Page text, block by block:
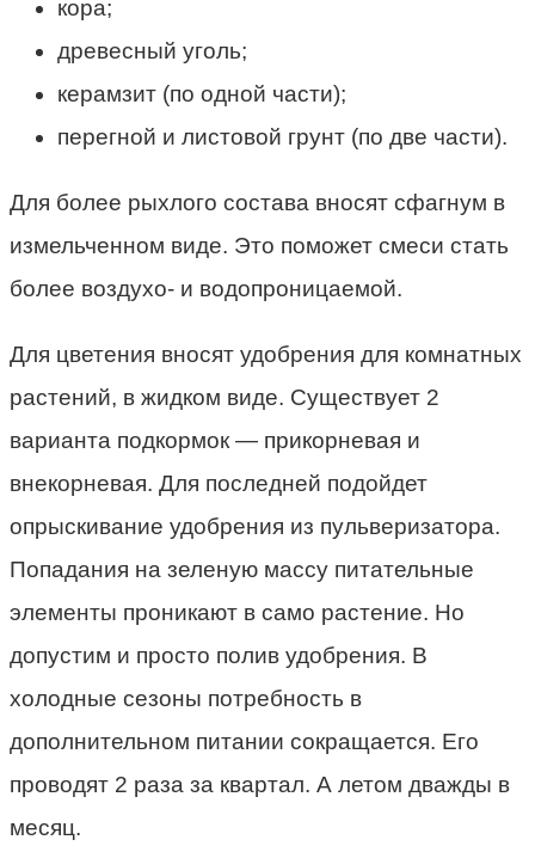
кора;
древесный уголь;
керамзит (по одной части);
перегной и листовой грунт (по две части).
Для более рыхлого состава вносят сфагнум в
измельченном виде. Это поможет смеси стать
более воздухо- и водопроницаемой.
Для цветения вносят удобрения для комнатных
растений, в жидком виде. Существует 2
варианта подкормок — прикорневая и
внекорневая. Для последней подойдет
опрыскивание удобрения из пульверизатора.
Попадания на зеленую массу питательные
элементы проникают в само растение. Но
допустим и просто полив удобрения. В
холодные сезоны потребность в
дополнительном питании сокращается. Его
проводят 2 раза за квартал. А летом дважды в
месяц.